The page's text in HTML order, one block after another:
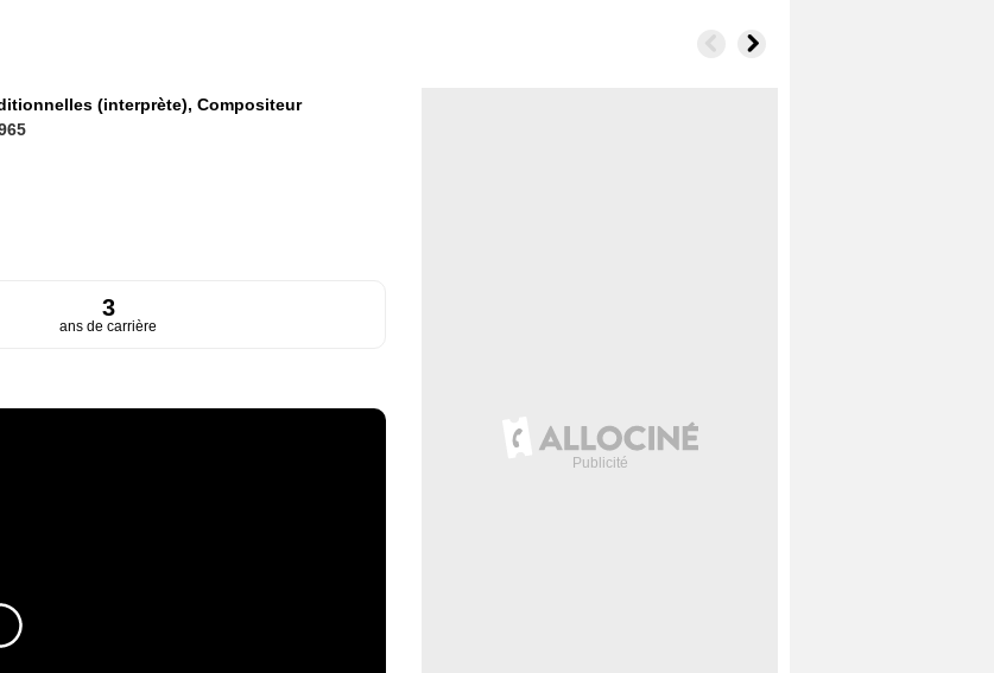
(interprète), Compositeur
3
ans de carrière